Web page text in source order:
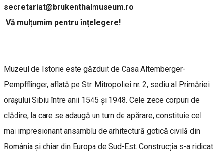
secretariat@brukenthalmuseum.ro
Vă mulțumim pentru înțelegere!
Muzeul de Istorie este găzduit de Casa Altemberger-
Pempfflinger, aflată pe Str. Mitropoliei nr. 2, sediu al Primăriei
orașului Sibiu între anii 1545 și 1948. Cele zece corpuri de
clădire, la care se adaugă un turn de apărare, constituie cel
mai impresionant ansamblu de arhitectură gotică civilă din
România și chiar din Europa de Sud-Est. Construcția s-a ridicat